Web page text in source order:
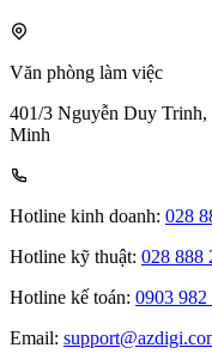
Văn phòng làm việc
401/3 Nguyễn Duy
Minh
Hotline kinh doanh: 028
Hotline kỹ thuật: 028 888
Hotline kế toán: 0903 982
Email: